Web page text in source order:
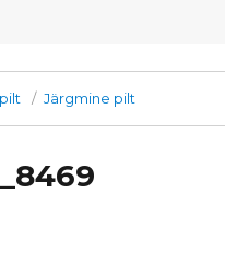
Järgmine pilt